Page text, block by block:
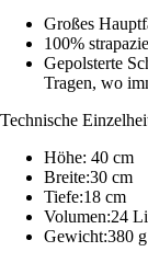
Großes
100%
Gepolsterte
Tragen, wo
Technische
Höhe: 40 cm
Breite:30 cm
Tiefe:18 cm
Volumen:24
Gewicht:380 g